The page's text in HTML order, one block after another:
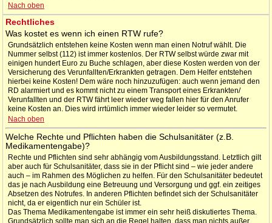
Nach oben
Rechtliches
Was kostet es wenn ich einen RTW rufe?
Grundsätzlich entstehen keine Kosten wenn man einen Notruf wählt. Die
Nummer selbst (112) ist immer kostenlos. Der RTW selbst würde zwar mit
einigen hundert Euro zu Buche schlagen, aber diese Kosten werden von der
Versicherung des Verunfallten/Erkrankten getragen. Dem Helfer entstehen
hierbei keine Kosten! Dem wäre noch hinzuzufügen: auch wenn jemand den
RD alarmiert und es kommt nicht zu einem Transport eines Erkrankten/
Verunfallten und der RTW fährt leer wieder weg fallen hier für den Anrufer
keine Kosten an. Dies wird irrtümlich immer wieder leider so vermutet.
Nach oben
Welche Rechte und Pflichten haben die Schulsanitäter (z.B.
Medikamentengabe)?
Rechte und Pflichten sind sehr abhängig vom Ausbildungsstand. Letztlich gilt
aber auch für Schulsanitäter, dass sie in der Pflicht sind – wie jeder andere
auch – im Rahmen des Möglichen zu helfen. Für den Schulsanitäter bedeutet
das je nach Ausbildung eine Betreuung und Versorgung und ggf. ein zeitiges
Absetzen des Notrufes. In anderen Pflichten befindet sich der Schulsanitäter
nicht, da er eigentlich nur ein Schüler ist.
Das Thema Medikamentengabe ist immer ein sehr heiß diskutiertes Thema.
Grundsätzlich sollte man sich an die Regel halten, dass man nichts außer